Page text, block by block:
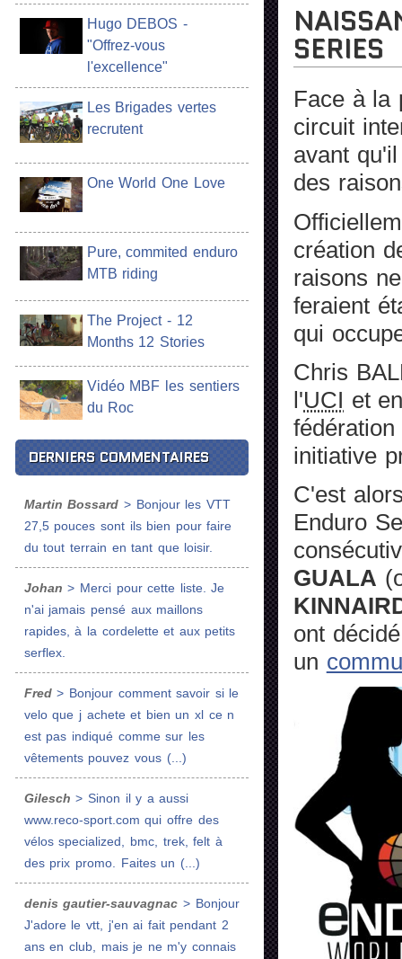
SERIES
Face à la
circuit
avant
des
création
raisons
feraient
qui
Chris
l'UCI et
initiative
C'est
Enduro
GUALA
ont
un
Hugo DEBOS -
"Offrez-vous
l'excellence"
Les Brigades vertes
recrutent
One World One Love
Pure, commited enduro
MTB riding
The Project - 12
Months 12 Stories
Vidéo MBF les sentiers
du Roc
DERNIERS COMMENTAIRES
Martin Bossard > Bonjour les VTT
27,5 pouces sont ils bien pour faire
du tout terrain en tant que loisir.
Johan > Merci pour cette liste. Je
n'ai jamais pensé aux maillons
rapides, à la cordelette et aux petits
serflex.
Fred> Bonjour comment savoir si le
velo que j achete et bien un xl ce n
est pas indiqué comme sur les
vêtements pouvez vous (...)
Gilesch > Sinon il y a aussi
www.reco-sport.com qui offre des
vélos specialized, bmc, trek, felt à
des prix promo. Faites un (...)
denis gautier-sauvagnac > Bonjour
J'adore le vtt, j'en ai fait pendant 2
ans en club, mais je ne m'y connais